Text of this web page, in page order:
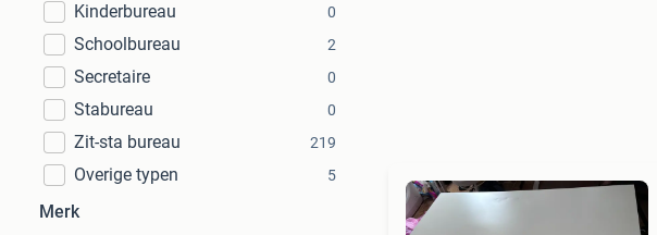
Kinderbureau 0
Schoolbureau 2
Secretaire 0
Stabureau 0
Zit-sta bureau 219
Overige typen 5
Merk